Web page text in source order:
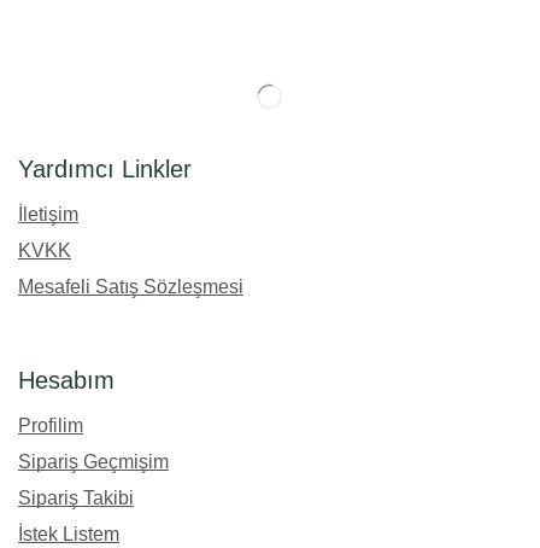
Yardımcı Linkler
İletişim
KVKK
Mesafeli Satış Sözleşmesi
Hesabım
Profilim
Sipariş Geçmişim
Sipariş Takibi
İstek Listem